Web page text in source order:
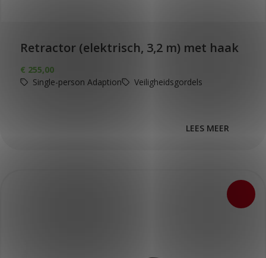
Retractor (elektrisch, 3,2 m) met haak
€ 255,00
Single-person Adaption
Veiligheidsgordels
LEES MEER